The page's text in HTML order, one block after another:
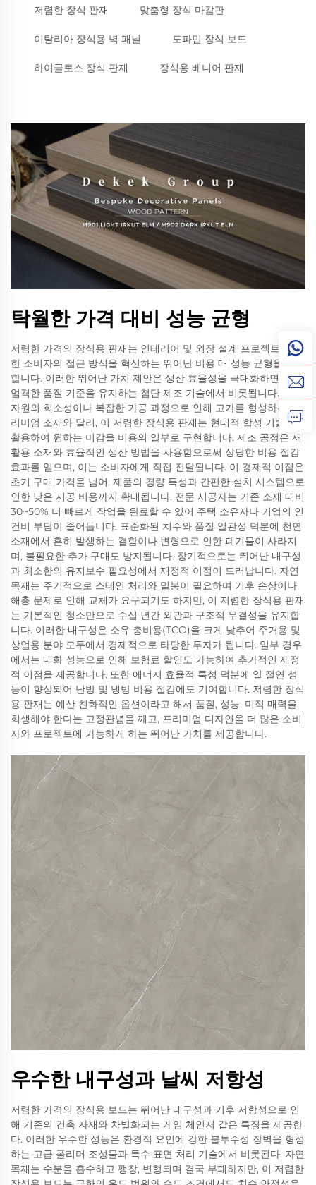
저렴한 장식 판재 맞춤형 장식 마감판
이탈리아 장식용 벽 패널 도파민 장식 보드
하이글로스 장식 판재 장식용 베니어 판재
탁월한 가격 대비 성능 균형
저렴한 가격의 장식용 판재는 인테리어 및 외장 설계 프로젝트에 대
한 소비자의 접근 방식을 혁신하는 뛰어난 비용 대 성능 균형을 실현
합니다. 이러한 뛰어난 가치 제안은 생산 효율성을 극대화하면서도
엄격한 품질 기준을 유지하는 첨단 제조 기술에서 비롯됩니다. 천연
자원의 희소성이나 복잡한 가공 과정으로 인해 고가를 형성하는 프
리미엄 소재와 달리, 이 저렴한 장식용 판재는 현대적 합성 기술을
활용하여 원하는 미감을 비용의 일부로 구현합니다. 제조 공정은 재
활용 소재와 효율적인 생산 방법을 사용함으로써 상당한 비용 절감
효과를 얻으며, 이는 소비자에게 직접 전달됩니다. 이 경제적 이점은
초기 구매 가격을 넘어, 제품의 경량 특성과 간편한 설치 시스템으로
인한 낮은 시공 비용까지 확대됩니다. 전문 시공자는 기존 소재 대비
30~50% 더 빠르게 작업을 완료할 수 있어 주택 소유자나 기업의 인
건비 부담이 줄어듭니다. 표준화된 치수와 품질 일관성 덕분에 천연
소재에서 흔히 발생하는 결함이나 변형으로 인한 폐기물이 사라지
며, 불필요한 추가 구매도 방지됩니다. 장기적으로는 뛰어난 내구성
과 최소한의 유지보수 필요성에서 재정적 이점이 드러납니다. 자연
목재는 주기적으로 스테인 처리와 밀봉이 필요하며 기후 손상이나
해충 문제로 인해 교체가 요구되기도 하지만, 이 저렴한 장식용 판재
는 기본적인 청소만으로 수십 년간 외관과 구조적 무결성을 유지합
니다. 이러한 내구성은 소유 총비용(TCO)을 크게 낮추어 주거용 및
상업용 분야 모두에서 경제적으로 타당한 투자가 됩니다. 일부 경우
에서는 내화 성능으로 인해 보험료 할인도 가능하여 추가적인 재정
적 이점을 제공합니다. 또한 에너지 효율적 특성 덕분에 열 절연 성
능이 향상되어 난방 및 냉방 비용 절감에도 기여합니다. 저렴한 장식
용 판재는 예산 친화적인 옵션이라고 해서 품질, 성능, 미적 매력을
희생해야 한다는 고정관념을 깨고, 프리미엄 디자인을 더 많은 소비
자와 프로젝트에 가능하게 하는 뛰어난 가치를 제공합니다.
우수한 내구성과 날씨 저항성
저렴한 가격의 장식용 보드는 뛰어난 내구성과 기후 저항성으로 인
해 기존의 건축 자재와 차별화되는 게임 체인저 같은 특징을 제공한
다. 이러한 우수한 성능은 환경적 요인에 강한 불투수성 장벽을 형성
하는 고급 폴리머 조성물과 특수 표면 처리 기술에서 비롯된다. 자연
목재는 수분을 흡수하고 팽창, 변형되며 결국 부패하지만, 이 저렴한